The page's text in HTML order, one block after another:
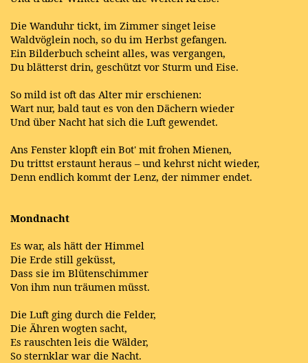
Die Wanduhr tickt, im Zimmer singet leise
Waldvöglein noch, so du im Herbst gefangen.
Ein Bilderbuch scheint alles, was vergangen,
Du blätterst drin, geschützt vor Sturm und Eise.
So mild ist oft das Alter mir erschienen:
Wart nur, bald taut es von den Dächern wieder
Und über Nacht hat sich die Luft gewendet.
Ans Fenster klopft ein Bot' mit frohen Mienen,
Du trittst erstaunt heraus – und kehrst nicht wieder,
Denn endlich kommt der Lenz, der nimmer endet.
Mondnacht
Es war, als hätt der Himmel
Die Erde still geküsst,
Dass sie im Blütenschimmer
Von ihm nun träumen müsst.
Die Luft ging durch die Felder,
Die Ähren wogten sacht,
Es rauschten leis die Wälder,
So sternklar war die Nacht.